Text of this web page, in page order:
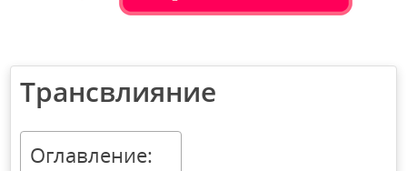
Трансвлияние
Оглавление: